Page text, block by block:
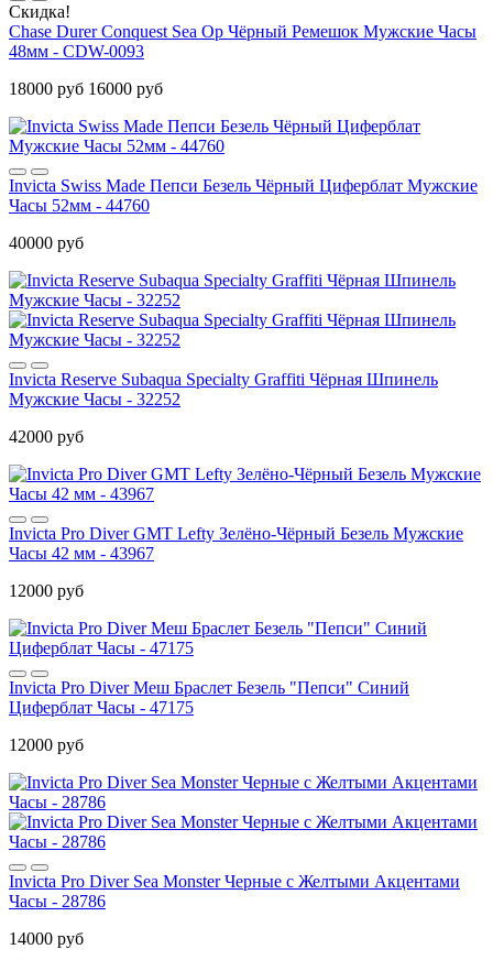
Скидка!
Chase Durer Conquest Sea Op Чёрный Ремешок Мужские Часы
48мм - CDW-0093
18000 руб 16000 руб
Invicta Swiss Made Пепси Безель Чёрный Циферблат Мужские
Часы 52мм - 44760
40000 руб
Invicta Reserve Subaqua Specialty Graffiti Чёрная Шпинель
Мужские Часы - 32252
42000 руб
Invicta Pro Diver GMT Lefty Зелёно-Чёрный Безель Мужские
Часы 42 мм - 43967
12000 руб
Invicta Pro Diver Меш Браслет Безель "Пепси" Синий
Циферблат Часы - 47175
12000 руб
Invicta Pro Diver Sea Monster Черные с Желтыми Акцентами
Часы - 28786
14000 руб